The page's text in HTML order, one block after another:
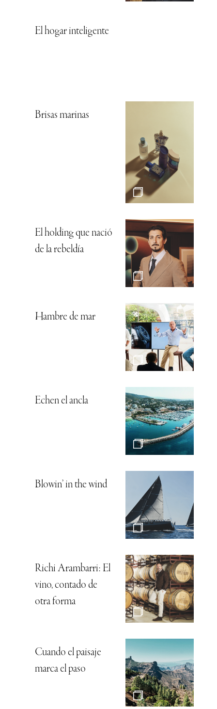
El hogar inteligente
Brisas marinas
El holding que nació
de la rebeldía
Hambre de mar
Echen el ancla
Blowin’ in the wind
Richi Arambarri: El
vino, contado de
otra forma
Cuando el paisaje
marca el paso